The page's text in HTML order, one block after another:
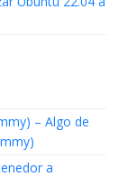
– Algo de
a